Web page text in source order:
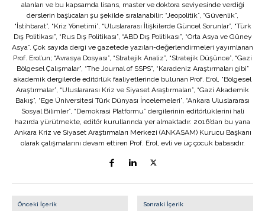
alanları ve bu kapsamda lisans, master ve doktora seviyesinde verdiği
derslerin başlıcaları şu şekilde sıralanabilir: “Jeopolitik”, “Güvenlik”,
“İstihbarat”, “Kriz Yönetimi”, “Uluslararası İlişkilerde Güncel Sorunlar”, “Türk
Dış Politikası”, “Rus Dış Politikası”, “ABD Dış Politikası”, “Orta Asya ve Güney
Asya”. Çok sayıda dergi ve gazetede yazıları-değerlendirmeleri yayımlanan
Prof. Erol’un; “Avrasya Dosyası”, “Stratejik Analiz”, “Stratejik Düşünce”, “Gazi
Bölgesel Çalışmalar”, “The Journal of SSPS”, “Karadeniz Araştırmaları gibi”
akademik dergilerde editörlük faaliyetlerinde bulunan Prof. Erol, “Bölgesel
Araştırmalar”, “Uluslararası Kriz ve Siyaset Araştırmaları”, “Gazi Akademik
Bakış”, “Ege Üniversitesi Türk Dünyası İncelemeleri”, “Ankara Uluslararası
Sosyal Bilimler”, “Demokrasi Platformu” dergilerinin editörlüklerini hali
hazırda yürütmekte, editör kurullarında yer almaktadır. 2016’dan bu yana
Ankara Kriz ve Siyaset Araştırmaları Merkezi (ANKASAM) Kurucu Başkanı
olarak çalışmalarını devam ettiren Prof. Erol, evli ve üç çocuk babasıdır.
Önceki İçerik Sonraki İçerik